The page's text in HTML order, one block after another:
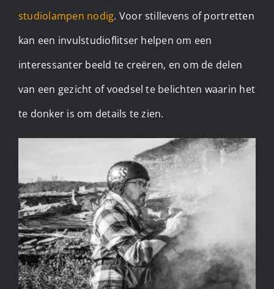
studiolampen nodig. Voor stillevens of portretten
kan een invulstudioflitser helpen om een
interessanter beeld te creëren, en om de delen
van een gezicht of voedsel te belichten waarin het
te donker is om details te zien. ​